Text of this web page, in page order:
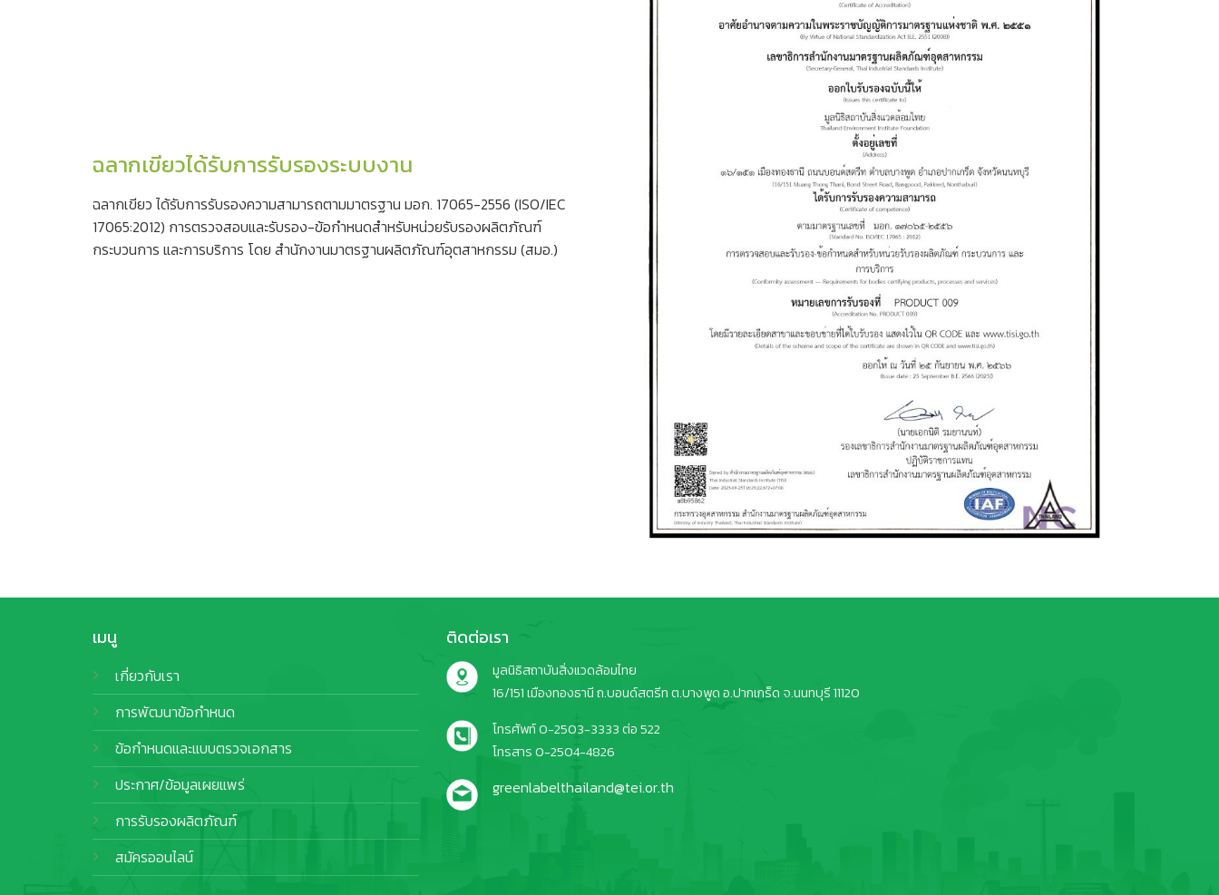
ฉลากเขียวได้รับการรับรองระบบงาน
ฉลากเขียว ได้รับการรับรองความสามารถตามมาตรฐาน มอก. 17065-2556 (ISO/IEC
17065:2012) การตรวจสอบและรับรอง-ข้อกำหนดสำหรับหน่วยรับรองผลิตภัณฑ์
กระบวนการ และการบริการ โดย สำนักงานมาตรฐานผลิตภัณฑ์อุตสาหกรรม (สมอ.)
เมนู
เกี่ยวกับเรา
การพัฒนาข้อกำหนด
ข้อกำหนดและแบบตรวจเอกสาร
ประกาศ/ข้อมูลเผยแพร่
การรับรองผลิตภัณฑ์
สมัครออนไลน์
ติดต่อเรา
มูลนิธิสถาบันสิ่งแวดล้อมไทย
16/151 เมืองทองธานี ถ.บอนด์สตรีท ต.บางพูด อ.ปากเกร็ด จ.นนทบุรี 11120
โทรศัพท์ 0-2503-3333 ต่อ 522
โทรสาร 0-2504-4826
greenlabelthailand@tei.or.th